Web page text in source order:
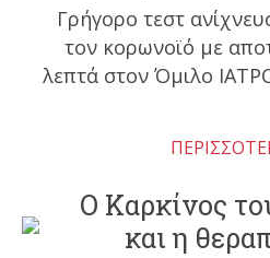
Γρήγορο τεστ
τον κορωνοϊό με
λεπτά στον Όμιλο
Ο Καρκίνος
και η